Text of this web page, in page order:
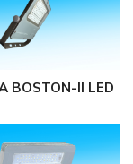
BOSTON-II LED